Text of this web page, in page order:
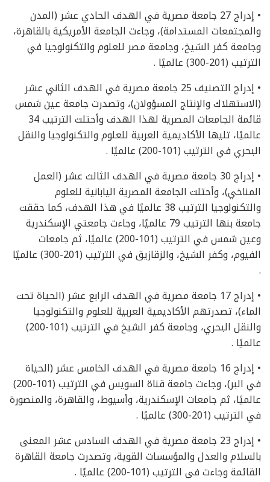
• إدراج 27 جامعة مصرية في الهدف الحادي عشر (المدن
والمجتمعات المستدامة)، وجاءت الجامعة الأمريكية بالقاهرة،
وجامعة كفر الشيخ، وجامعة مصر للعلوم والتكنولوجيا في
الترتيب (201-300) عالميًا .
• إدراج التصنيف 25 جامعة مصرية في الهدف الثاني عشر
(الاستهلاك والإنتاج المسؤولان)، وتصدرت جامعة عين شمس
قائمة الجامعات المصرية لهذا الهدف وأحتلت الترتيب 34
عالميًا، تليها الأكاديمية العربية للعلوم والتكنولوجيا والنقل
البحري في الترتيب (101-200) عالميًا .
• إدراج 30 جامعة مصرية في الهدف الثالث عشر (العمل
المناخي)، وأحتلت الجامعة المصرية اليابانية للعلوم
والتكنولوجيا الترتيب 38 عالميًا في هذا الهدف، كما حققت
جامعة بنها الترتيب 79 عالميًا، وجاءت جامعتي الإسكندرية
وعين شمس في الترتيب (101-200) عالميًا، ثم جامعات
الفيوم، وكفر الشيخ، والزقازيق في الترتيب (201-300) عالميًا
.
• إدراج 17 جامعة مصرية في الهدف الرابع عشر (الحياة تحت
الماء)، تصدرتهم الأكاديمية العربية للعلوم والتكنولوجيا
والنقل البحري، وجامعة كفر الشيخ في الترتيب (101-200)
عالميًا .
• إدراج 16 جامعة مصرية في الهدف الخامس عشر (الحياة
في البر)، وجاءت جامعة قناة السويس في الترتيب (101-200)
عالميًا، ثم جامعات الإسكندرية، وأسيوط، والقاهرة، والمنصورة
في الترتيب (201-300) عالميًا .
• إدراج 23 جامعة مصرية في الهدف السادس عشر المعنى
بالسلام والعدل والمؤسسات القوية، وتصدرت جامعة القاهرة
القائمة وجاءت فى الترتيب (101-200) عالميًا .